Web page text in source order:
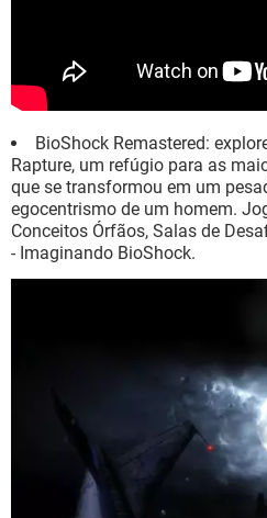
BioShock Remastered:
Rapture, um refúgio para as
que se transformou em um
egocentrismo de um homem.
Conceitos Órfãos, Salas de
- Imaginando BioShock.